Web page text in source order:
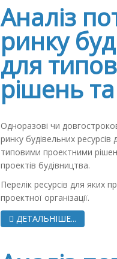
Аналіз
ринку
для
рішень
Одноразові чи
ринку будівельних ресурсів
типовими проектними
проектів будівництва.
Перелік ресурсів для яких
проектної організації.
ДЕТАЛЬНІШЕ...